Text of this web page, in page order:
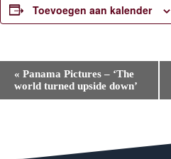
Toevoegen aan kalender
n
« Panama Pictures – ‘The
world turned upside down’